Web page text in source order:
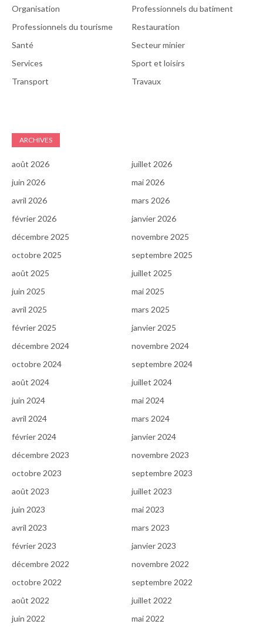
Organisation
Professionnels du batiment
Professionnels du tourisme
Restauration
Santé
Secteur minier
Services
Sport et loisirs
Transport
Travaux
ARCHIVES
août 2026
juillet 2026
juin 2026
mai 2026
avril 2026
mars 2026
février 2026
janvier 2026
décembre 2025
novembre 2025
octobre 2025
septembre 2025
août 2025
juillet 2025
juin 2025
mai 2025
avril 2025
mars 2025
février 2025
janvier 2025
décembre 2024
novembre 2024
octobre 2024
septembre 2024
août 2024
juillet 2024
juin 2024
mai 2024
avril 2024
mars 2024
février 2024
janvier 2024
décembre 2023
novembre 2023
octobre 2023
septembre 2023
août 2023
juillet 2023
juin 2023
mai 2023
avril 2023
mars 2023
février 2023
janvier 2023
décembre 2022
novembre 2022
octobre 2022
septembre 2022
août 2022
juillet 2022
juin 2022
mai 2022